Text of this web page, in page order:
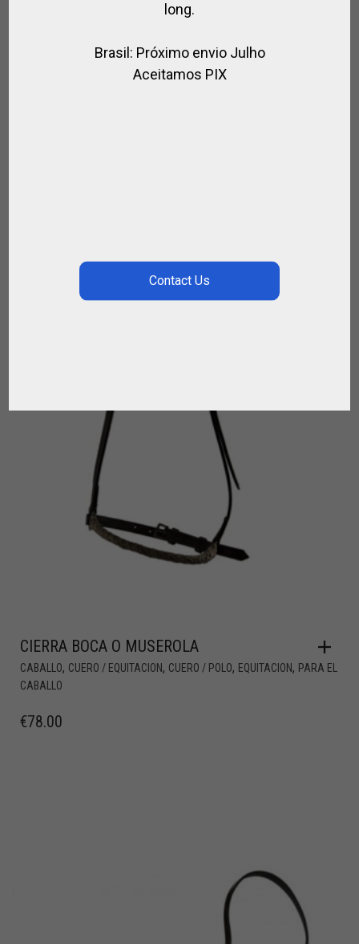
CIERRA BOCA O MUSEROLA
CABALLO, CUERO / EQUITACION, CUERO / POLO, EQUITACION, PARA EL
CABALLO
€78.00
long.
Brasil: Próximo envio Julho
Aceitamos PIX